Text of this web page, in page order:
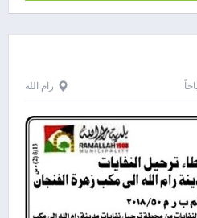
رام الله